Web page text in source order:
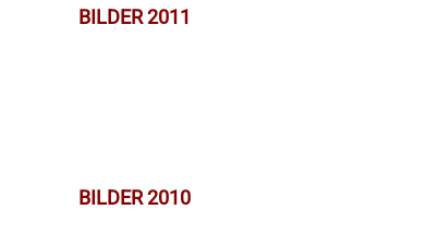
BILDER 2011
BILDER 2010